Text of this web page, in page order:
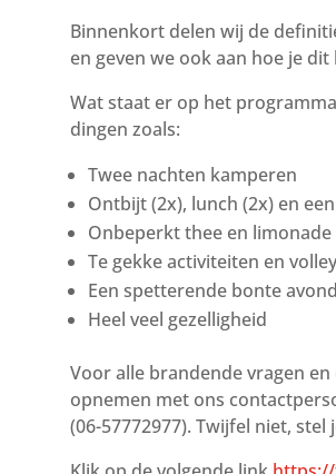
Binnenkort delen wij de
en geven we ook aan hoe je
Wat staat er op het
dingen zoals:
Twee nachten kamperen
Ontbijt (2x), lunch (2x) en
Onbeperkt thee en limonade
Te gekke activiteiten en
Een spetterende bonte
Heel veel gezelligheid
Voor alle brandende vragen
opnemen met ons
(06-57772977). Twijfel niet, stel